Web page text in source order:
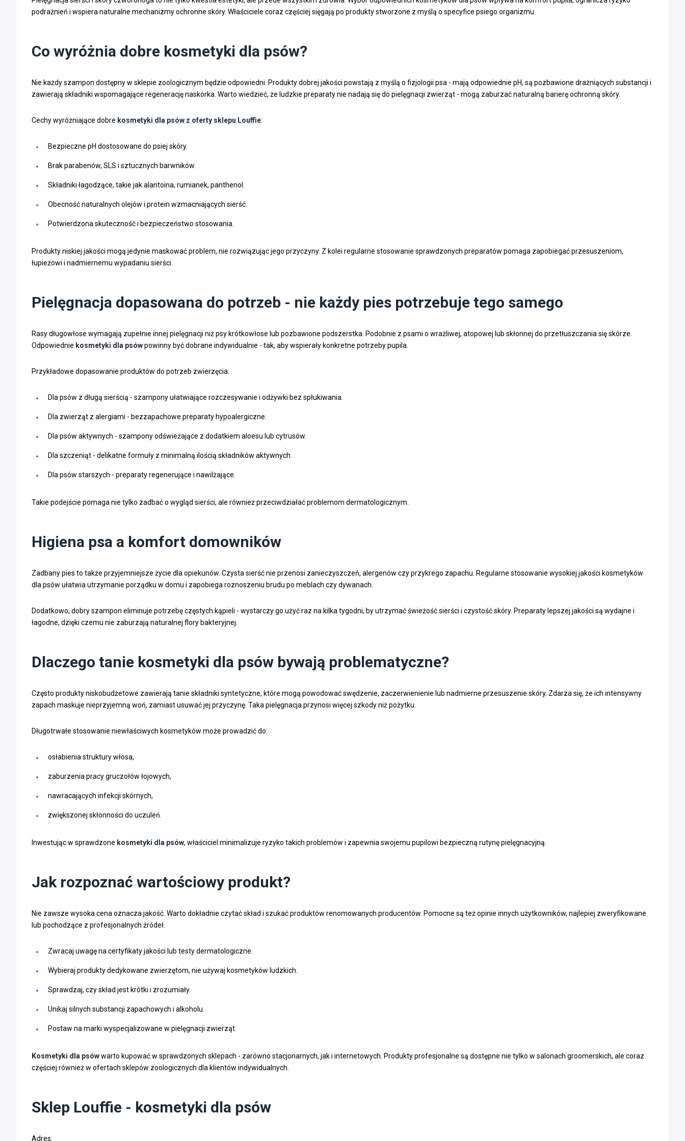
podrażnień i wspiera naturalne mechanizmy ochronne skóry. Właściciele coraz częściej sięgają po produkty stworzone z myślą o specyfice psiego organizmu.
Co wyróżnia dobre kosmetyki dla psów?
Nie każdy szampon dostępny w sklepie zoologicznym będzie odpowiedni. Produkty dobrej jakości powstają z myślą o fizjologii psa - mają odpowiednie pH, są pozbawione drażniących substancji i
zawierają składniki wspomagające regenerację naskórka. Warto wiedzieć, że ludzkie preparaty nie nadają się do pielęgnacji zwierząt - mogą zaburzać naturalną barierę ochronną skóry.
Cechy wyróżniające dobre kosmetyki dla psów z oferty sklepu Louffie:
Bezpieczne pH dostosowane do psiej skóry.
Brak parabenów, SLS i sztucznych barwników.
Składniki łagodzące, takie jak alantoina, rumianek, panthenol.
Obecność naturalnych olejów i protein wzmacniających sierść.
Potwierdzona skuteczność i bezpieczeństwo stosowania.
Produkty niskiej jakości mogą jedynie maskować problem, nie rozwiązując jego przyczyny. Z kolei regularne stosowanie sprawdzonych preparatów pomaga zapobiegać przesuszeniom,
łupieżowi i nadmiernemu wypadaniu sierści.
Pielęgnacja dopasowana do potrzeb - nie każdy pies potrzebuje tego samego
Rasy długowłose wymagają zupełnie innej pielęgnacji niż psy krótkowłose lub pozbawione podszerstka. Podobnie z psami o wrażliwej, atopowej lub skłonnej do przetłuszczania się skórze.
Odpowiednie kosmetyki dla psówpowinny być dobrane indywidualnie - tak, aby wspierały konkretne potrzeby pupila.
Przykładowe dopasowanie produktów do potrzeb zwierzęcia:
Dla psów z długą sierścią - szampony ułatwiające rozczesywanie i odżywki bez spłukiwania.
Dla zwierząt z alergiami - bezzapachowe preparaty hypoalergiczne.
Dla psów aktywnych - szampony odświeżające z dodatkiem aloesu lub cytrusów.
Dla szczeniąt - delikatne formuły z minimalną ilością składników aktywnych.
Dla psów starszych - preparaty regenerujące i nawilżające.
Takie podejście pomaga nie tylko zadbać o wygląd sierści, ale również przeciwdziałać problemom dermatologicznym.
Higiena psa a komfort domowników
Zadbany pies to także przyjemniejsze życie dla opiekunów. Czysta sierść nie przenosi zanieczyszczeń, alergenów czy przykrego zapachu. Regularne stosowanie wysokiej jakości kosmetyków
dla psów ułatwia utrzymanie porządku w domu i zapobiega roznoszeniu brudu po meblach czy dywanach.
Dodatkowo, dobry szampon eliminuje potrzebę częstych kąpieli - wystarczy go użyć raz na kilka tygodni, by utrzymać świeżość sierści i czystość skóry. Preparaty lepszej jakości są wydajne i
łagodne, dzięki czemu nie zaburzają naturalnej flory bakteryjnej.
Dlaczego tanie kosmetyki dla psów bywają problematyczne?
Często produkty niskobudżetowe zawierają tanie składniki syntetyczne, które mogą powodować swędzenie, zaczerwienienie lub nadmierne przesuszenie skóry. Zdarza się, że ich intensywny
zapach maskuje nieprzyjemną woń, zamiast usuwać jej przyczynę. Taka pielęgnacja przynosi więcej szkody niż pożytku.
Długotrwałe stosowanie niewłaściwych kosmetyków może prowadzić do:
osłabienia struktury włosa,
zaburzenia pracy gruczołów łojowych,
nawracających infekcji skórnych,
zwiększonej skłonności do uczuleń.
Inwestując w sprawdzone kosmetyki dla psów, właściciel minimalizuje ryzyko takich problemów i zapewnia swojemu pupilowi bezpieczną rutynę pielęgnacyjną.
Jak rozpoznać wartościowy produkt?
Nie zawsze wysoka cena oznacza jakość. Warto dokładnie czytać skład i szukać produktów renomowanych producentów. Pomocne są też opinie innych użytkowników, najlepiej zweryfikowane
lub pochodzące z profesjonalnych źródeł.
Zwracaj uwagę na certyfikaty jakości lub testy dermatologiczne.
Wybieraj produkty dedykowane zwierzętom, nie używaj kosmetyków ludzkich.
Sprawdzaj, czy skład jest krótki i zrozumiały.
Unikaj silnych substancji zapachowych i alkoholu.
Postaw na marki wyspecjalizowane w pielęgnacji zwierząt.
Kosmetyki dla psówwarto kupować w sprawdzonych sklepach - zarówno stacjonarnych, jak i internetowych. Produkty profesjonalne są dostępne nie tylko w salonach groomerskich, ale coraz
częściej również w ofertach sklepów zoologicznych dla klientów indywidualnych.
Sklep Louffie - kosmetyki dla psów
Adres: